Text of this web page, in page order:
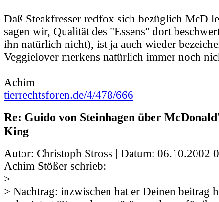
Daß Steakfresser redfox sich bezüglich McD
sagen wir, Qualität des "Essens" dort
ihn natürlich nicht), ist ja auch wieder
Veggielover merkens natürlich immer noch
Achim
tierrechtsforen.de/4/478/666
Re: Guido von Steinhagen über
King
Autor: Christoph Stross | Datum: 06.10.2002
Achim Stößer schrieb:
>
> Nachtrag: inzwischen hat er Deinen beitrag